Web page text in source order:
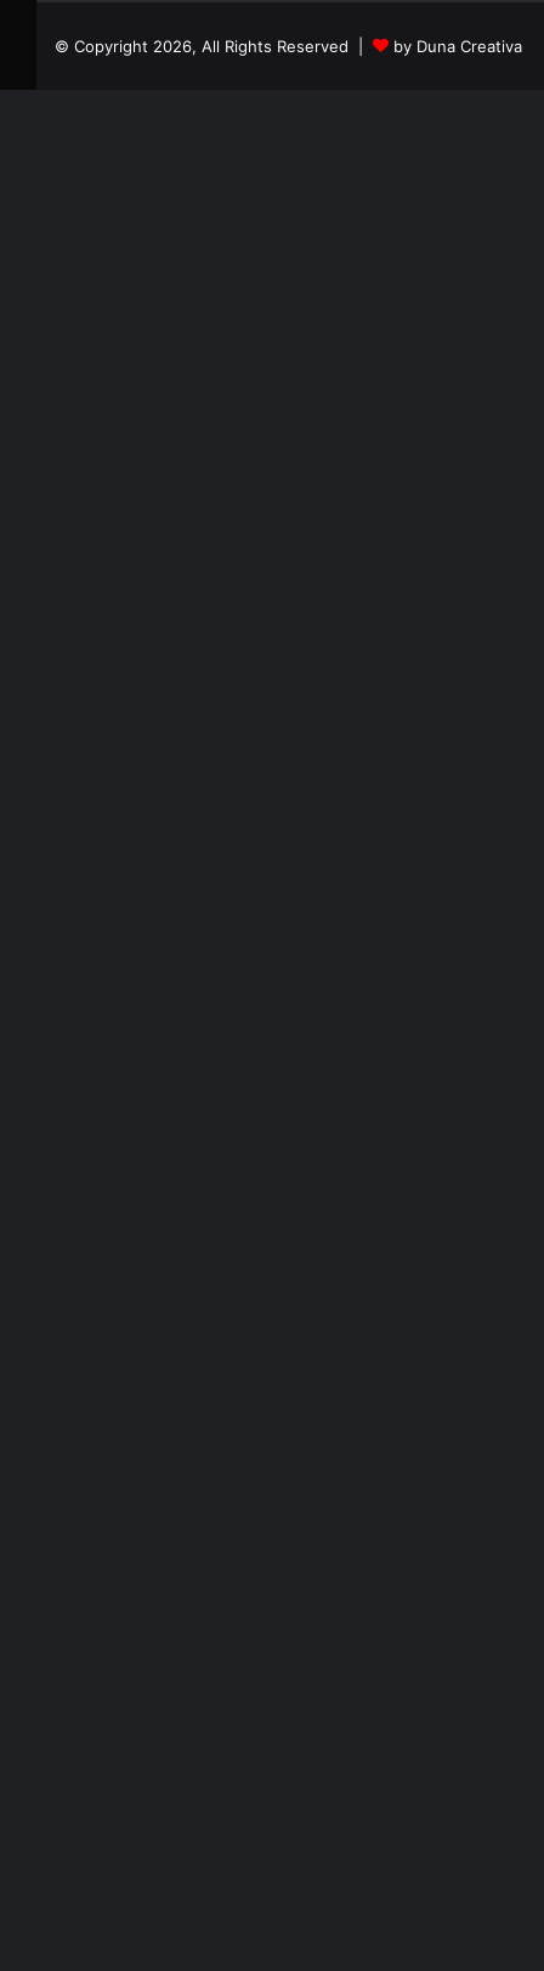
© Copyright 2026, All Rights Reserved | by Duna Creativa